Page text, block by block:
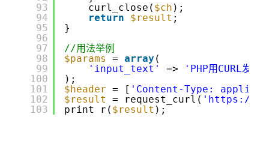
93
94
95
96
97
98
99
100
101
102
103
curl_close( $ch );
return
$result ;
}
//用法举例
$params
= array (
'input_text'
=>
'PHP用CURL发送
);
$header
= [ 'Content-Type:
$result
= request_curl( ' https://
print_r( $result );